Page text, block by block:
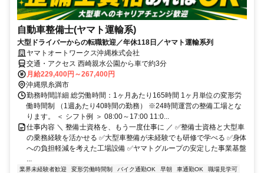
自動車整備士(ヤマト運輸系)
大型ドライバーからの転職歓迎／年休118日／ヤマト運輸系列
ヤマトオートワークス沖縄株式会社
交通・アクセス 西崎親水公園から車で約3分
月給229,400円～267,400円
沖縄県糸満市
勤務時間詳細 総労働時間：1ヶ月あたり165時間 1ヶ月単位の変形労
働時間制 （1週あたり40時間の勤務） ※24時間運営の整備工場とな
ります。 ＜ シフト例 ＞ 08:00～17:00 11:0...
仕事内容 ＼ 整備士資格を、もう一度仕事に ／ ✅整備士資格と大型車
の乗務経験を活かせる ✅大型車整備が未経験でも研修で学べる ✅身体
への負担軽減を考えた工場設備 ✅ヤマトグループの安定した事業基盤
業界未経験者歓迎 変形労働時間制 バイク通勤OK 早朝 車通勤OK
職場見学可